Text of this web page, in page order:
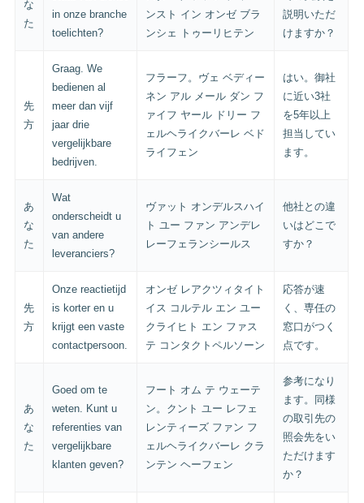
な
た
in onze branche
toelichten?
ンスト イン オンゼ ブラ
ンシェ トゥーリヒテン
説明いただ
けますか？
先
方
Graag. We
bedienen al
meer dan vijf
jaar drie
vergelijkbare
bedrijven.
フラーフ。ヴェ ベディー
ネン アル メール ダン フ
ァイフ ヤール ドリー フ
ェルヘライクバーレ ベド
ライフェン
はい。御社
に近い3社
を5年以上
担当してい
ます。
あ
な
た
Wat
onderscheidt u
van andere
leveranciers?
ヴァット オンデルスハイ
ト ユー ファン アンデレ
レーフェランシールス
他社との違
いはどこで
すか？
先
方
Onze reactietijd
is korter en u
krijgt een vaste
contactpersoon.
オンゼ レアクツィタイト
イス コルテル エン ユー
クライヒト エン ファス
テ コンタクトペルソーン
応答が速
く、専任の
窓口がつく
点です。
あ
な
た
Goed om te
weten. Kunt u
referenties van
vergelijkbare
klanten geven?
フート オム テ ウェーテ
ン。クント ユー レフェ
レンティーズ ファン フ
ェルヘライクバーレ クラ
ンテン ヘーフェン
参考になり
ます。同様
の取引先の
照会先をい
ただけます
か？